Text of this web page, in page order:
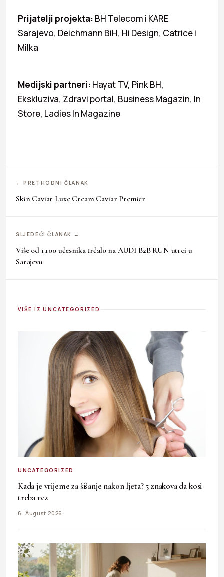
Prijatelji projekta: BH Telecom i KARE
Sarajevo, Deichmann BiH, Hi Design, Catrice i
Milka
Medijski partneri: Hayat TV, Pink BH,
Ekskluziva, Zdravi portal, Business Magazin, In
Store, Ladies In Magazine
← PRETHODNI ČLANAK
Skin Caviar Luxe Cream Caviar Premier
SLJEDEĆI ČLANAK →
Više od 1.100 učesnika trčalo na AUDI B2B RUN utrci u
Sarajevu
VIŠE IZ UNCATEGORIZED
UNCATEGORIZED
Kada je vrijeme za šišanje nakon ljeta? 5 znakova da kosi
treba rez
6. August 2026.